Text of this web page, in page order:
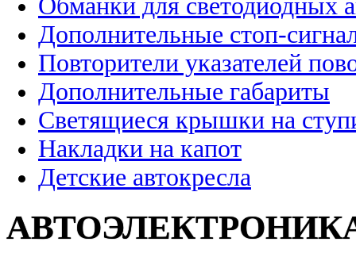
Обманки для светодиодных
Дополнительные стоп-
Повторители указателей
Дополнительные габариты
Светящиеся крышки на
Накладки на капот
Детские автокресла